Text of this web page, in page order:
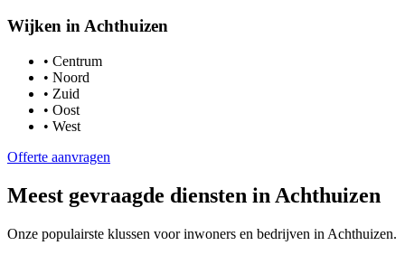
Wijken inAchthuizen
• Centrum
• Noord
• Zuid
• Oost
• West
Offerte aanvragen
Meest gevraagde diensten in Achthuizen
Onze populairste klussen voor inwoners en bedrijven in Achthuizen.